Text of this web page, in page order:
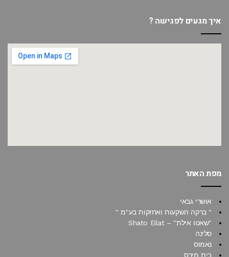
איך מגעים לפגישה ?
מפת האתר
אושרי גבאי
" ברקה השקעות ואחזקות בע"מ "
"שאטו אילת" – Shato Eilat
סלינה
נאמוס
בית מירס